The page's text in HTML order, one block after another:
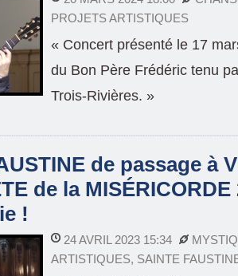
PROJETS ARTISTIQUES
« Concert présenté le 17
du Bon Père Frédéric tenu
Trois-Rivières. »
de passage à
de la MISÉRICORDE
!
24 AVRIL 2023 15:34
ARTISTIQUES, SAINTE